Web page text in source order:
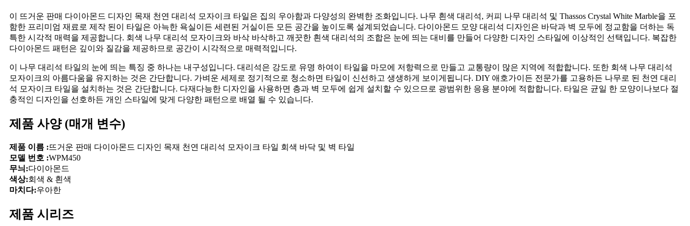
이 뜨거운 판매 다이아몬드 디자인 목재 천연 대리석 모자이크 타일은 집의 우아함과 다양성의 완벽한 조화입니다. 나무 흰색 대리석, 커피 나무 대리석 및 Thassos Crystal White Marble을 포
함한 프리미엄 재료로 제작 된이 타일은 아늑한 욕실이든 세련된 거실이든 모든 공간을 높이도록 설계되었습니다. 다이아몬드 모양 대리석 디자인은 바닥과 벽 모두에 정교함을 더하는 독
특한 시각적 매력을 제공합니다. 회색 나무 대리석 모자이크와 바삭 바삭하고 깨끗한 흰색 대리석의 조합은 눈에 띄는 대비를 만들어 다양한 디자인 스타일에 이상적인 선택입니다. 복잡한
다이아몬드 패턴은 깊이와 질감을 제공하므로 공간이 시각적으로 매력적입니다.
이 나무 대리석 타일의 눈에 띄는 특징 중 하나는 내구성입니다. 대리석은 강도로 유명 하여이 타일을 마모에 저항력으로 만들고 교통량이 많은 지역에 적합합니다. 또한 회색 나무 대리석
모자이크의 아름다움을 유지하는 것은 간단합니다. 가벼운 세제로 정기적으로 청소하면 타일이 신선하고 생생하게 보이게됩니다. DIY 애호가이든 전문가를 고용하든 나무로 된 천연 대리
석 모자이크 타일을 설치하는 것은 간단합니다. 다재다능한 디자인을 사용하면 층과 벽 모두에 쉽게 설치할 수 있으므로 광범위한 응용 분야에 적합합니다. 타일은 균일 한 모양이나보다 절
충적인 디자인을 선호하든 개인 스타일에 맞게 다양한 패턴으로 배열 될 수 있습니다.
제품 사양 (매개 변수)
제품 이름 :뜨거운 판매 다이아몬드 디자인 목재 천연 대리석 모자이크 타일 회색 바닥 및 벽 타일
모델 번호 :WPM450
무늬:다이아몬드
색상:회색 & 흰색
마치다:우아한
제품 시리즈